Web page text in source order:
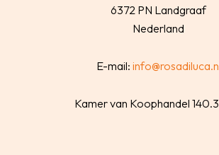
6372 PN Landgraaf
Nederland
E-mail:
Kamer van Koophandel